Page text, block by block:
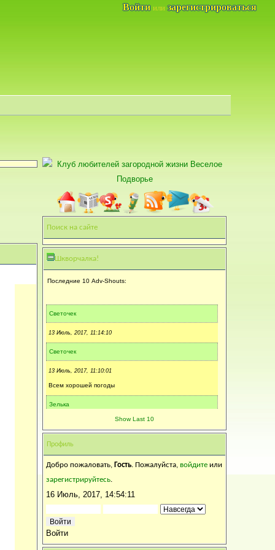
Войти или зарегистрироваться
Поиск на сайте
Шкворчалка!
Последние 10 Adv-Shouts:
Светочек
13 Июль, 2017, 11:14:10
Светочек
13 Июль, 2017, 11:10:01
Всем хорошей погоды
Зелька
Svetik
05 Июль, 2017, 10:22:31
Спаси Господи..., завтра в 11.30 отпевание.
04 Июль, 2017, 15:31:14
Искренне соболезную...Царствие ей Небесное...
Show Last 10
Профиль
Добро пожаловать, Гость. Пожалуйста, войдите или
зарегистрируйтесь.
16 Июль, 2017, 14:54:11
Войти